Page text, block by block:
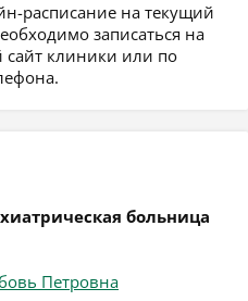
расписание на текущий
записаться на
клиники или по
больница
Петровна